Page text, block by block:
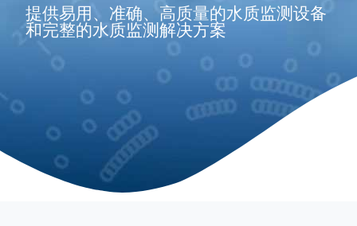
提供易用、准确、高质量的水质监测设备
和完整的水质监测解决方案